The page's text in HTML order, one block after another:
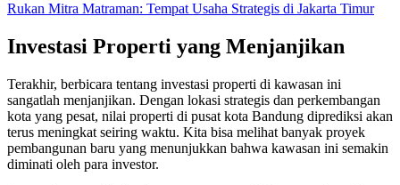
Rukan Mitra Matraman: Tempat Usaha Strategis di Jakarta Timur
Investasi Properti yang Menjanjikan
Terakhir, berbicara tentang investasi properti di kawasan ini
sangatlah menjanjikan. Dengan lokasi strategis dan perkembangan
kota yang pesat, nilai properti di pusat kota Bandung diprediksi akan
terus meningkat seiring waktu. Kita bisa melihat banyak proyek
pembangunan baru yang menunjukkan bahwa kawasan ini semakin
diminati oleh para investor.